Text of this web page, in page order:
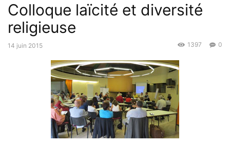
Colloque laïcité et diversité
religieuse
14 juin 2015 0
1397